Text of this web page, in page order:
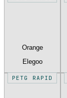
Orange
Elegoo
PETG RAPID